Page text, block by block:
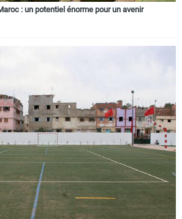
: un potentiel énorme pour un avenir